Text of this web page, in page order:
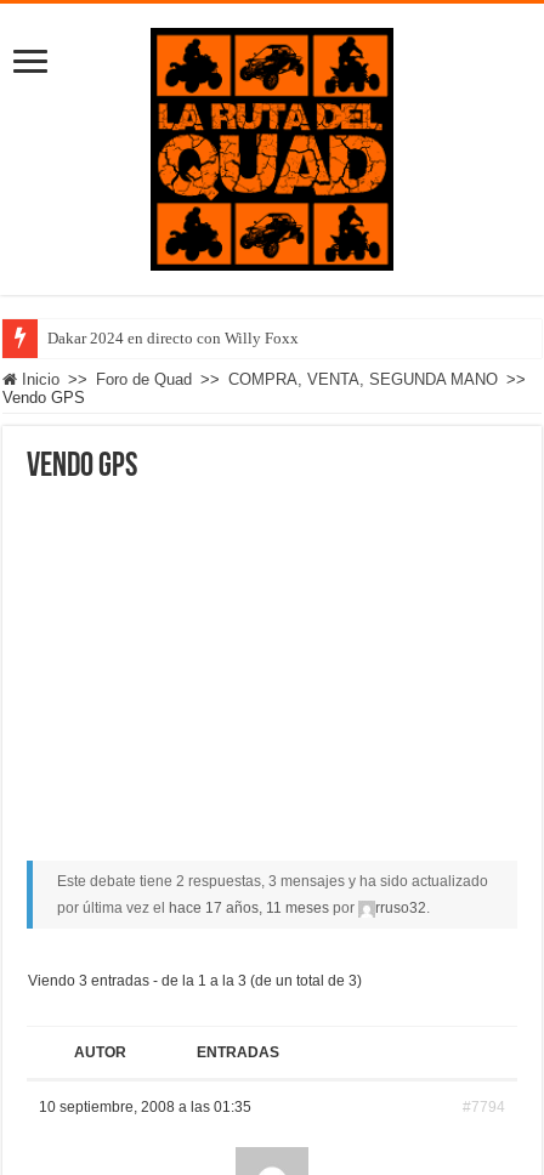
Dakar 2024 en directo con Willy Foxx
Inicio >> Foro de Quad >> COMPRA, VENTA, SEGUNDA MANO >>
Vendo GPS
Vendo GPS
Este debate tiene 2 respuestas, 3 mensajes y ha sido actualizado
por última vez el
hace 17 años, 11 mesespor rruso32.
Viendo 3 entradas - de la 1 a la 3 (de un total de 3)
AUTOR ENTRADAS
10 septiembre, 2008 a las 01:35 #7794